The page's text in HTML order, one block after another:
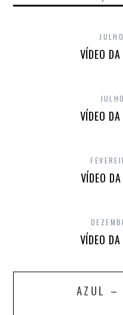
VÍDEO
VÍDEO
VÍDEO
VÍDEO
AZUL –